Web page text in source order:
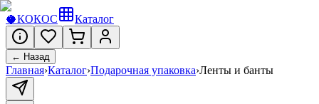
🥥КОКОС Каталог
← Назад
Главная›Каталог›Подарочная упаковка›Ленты и банты